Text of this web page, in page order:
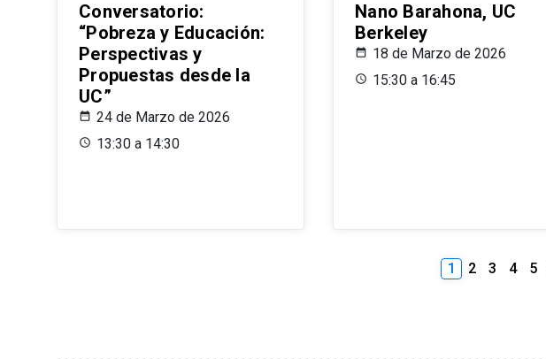
Conversatorio:
“Pobreza y Educación:
Perspectivas y
Propuestas desde la
UC”
24 de Marzo de 2026
13:30 a 14:30
Nano Barahona, UC
Berkeley
18 de Marzo de 2026
15:30 a 16:45
1 2 3 4 5